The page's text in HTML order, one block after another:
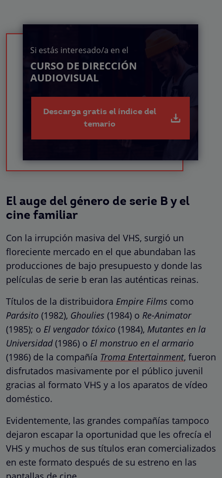
Si estás interesado/a en el
CURSO DE DIRECCIÓN
AUDIOVISUAL
Descarga gratis el índice del
temario
El auge del género de serie B y el
cine familiar
Con la irrupción masiva del VHS, surgió un
floreciente mercado en el que abundaban las
producciones de bajo presupuesto y donde las
películas de serie b eran las auténticas reinas.
Títulos de la distribuidora Empire Films como
Parásito (1982), Ghoulies (1984) o Re-Animator
(1985); o El vengador tóxico (1984), Mutantes en la
Universidad(1986) o El monstruo en el armario
(1986) de la compañía Troma Entertainment, fueron
disfrutados masivamente por el público juvenil
gracias al formato VHS y a los aparatos de vídeo
doméstico.
Evidentemente, las grandes compañías tampoco
dejaron escapar la oportunidad que les ofrecía el
VHS y muchos de sus títulos eran comercializados
en este formato después de su estreno en las